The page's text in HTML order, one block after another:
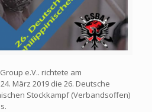
e.V.. richtete am
März 2019 die 26. Deutsche
Stockkampf (Verbandsoffen)